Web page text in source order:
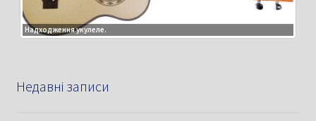
Надходження укулеле.
Недавні записи